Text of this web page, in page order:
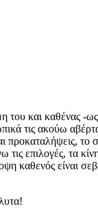
και καθένας -
τις ακούω
το
τις επιλογές, τα
καθενός είναι